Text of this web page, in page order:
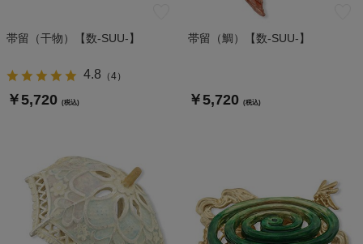
帯留（干物）【数-SUU-】
4.8 （4）
￥5,720 (税込)
帯留（鯛）【数-SUU-】
￥5,720 (税込)